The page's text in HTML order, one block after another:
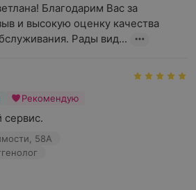
Благодарим Вас за
и высокую оценку качества
Рады вид...
Рекомендую
сервис.
58А